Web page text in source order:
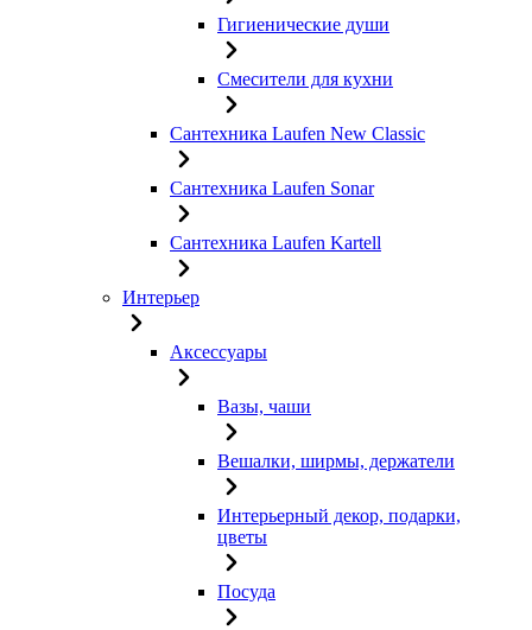
Гигиенические души
Смесители для кухни
Сантехника Laufen New Classic
Сантехника Laufen Sonar
Сантехника Laufen Kartell
Интерьер
Аксессуары
Вазы, чаши
Вешалки, ширмы, держатели
Интерьерный декор, подарки,
цветы
Посуда